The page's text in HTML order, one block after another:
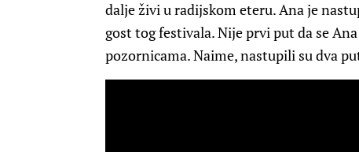
dalje živi u radijskom eteru. Ana je
gost tog festivala. Nije prvi put da se
pozornicama. Naime, nastupili su dva